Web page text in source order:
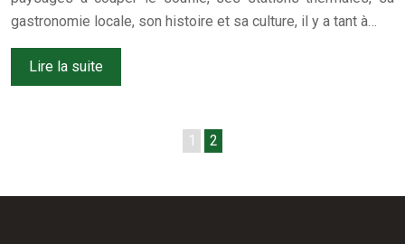
gastronomie locale, son histoire et sa culture, il y a tant à…
Lire la suite
1 2